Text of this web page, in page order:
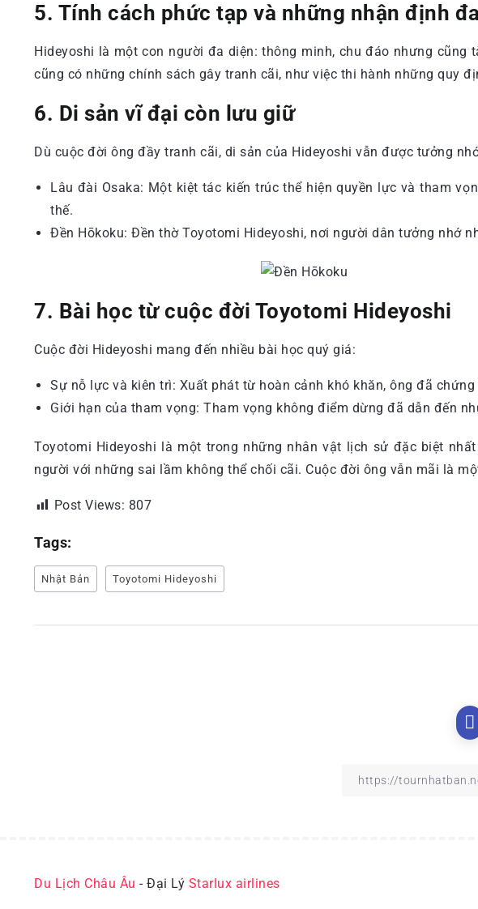
5. Tính cách phức tạp và những nhận định
Hideyoshi là một con người đa diện: thông minh, chu đáo nhưng
cũng có những chính sách gây tranh cãi, như việc thi hành những quy
6. Di sản vĩ đại còn lưu giữ
Dù cuộc đời ông đầy tranh cãi, di sản của Hideyoshi vẫn được tưởng
Lâu đài Osaka: Một kiệt tác kiến trúc thể hiện quyền lực và tham
thế.
Đền Hōkoku: Đền thờ Toyotomi Hideyoshi, nơi người dân tưởng nhớ
7. Bài học từ cuộc đời Toyotomi Hideyoshi
Cuộc đời Hideyoshi mang đến nhiều bài học quý giá:
Sự nỗ lực và kiên trì: Xuất phát từ hoàn cảnh khó khăn, ông đã
Giới hạn của tham vọng: Tham vọng không điểm dừng đã dẫn đến
Toyotomi Hideyoshi là một trong những nhân vật lịch sử đặc biệt
người với những sai lầm không thể chối cãi. Cuộc đời ông vẫn mãi là
Post Views: 807
Tags:
Nhật Bản Toyotomi Hideyoshi
Du Lịch Châu Âu - Đại Lý Starlux airlines